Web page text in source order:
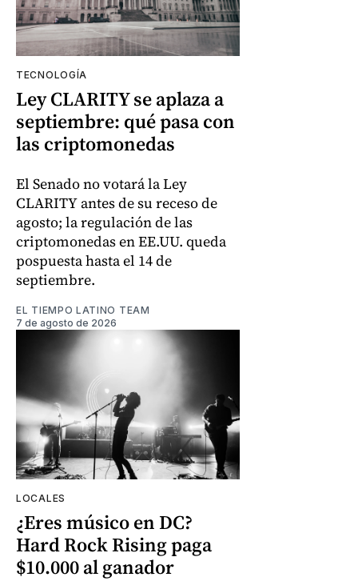
TECNOLOGÍA
Ley CLARITY se aplaza a
septiembre: qué pasa con
las criptomonedas
El Senado no votará la Ley
CLARITY antes de su receso de
agosto; la regulación de las
criptomonedas en EE.UU. queda
pospuesta hasta el 14 de
septiembre.
EL TIEMPO LATINO TEAM
7 de agosto de 2026
LOCALES
¿Eres músico en DC?
Hard Rock Rising paga
$10.000 al ganador